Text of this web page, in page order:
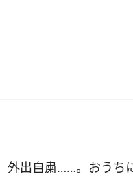
外出自粛……。おうち